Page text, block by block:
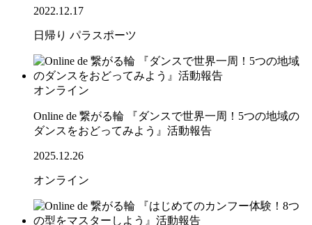
2022.12.17
日帰り パラスポーツ
オンライン
Online de 繋がる輪 『ダンスで世界一周！5つの地域の
ダンスをおどってみよう』活動報告
2025.12.26
オンライン